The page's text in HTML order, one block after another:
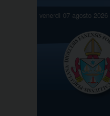
venerdì 07 agosto 2026